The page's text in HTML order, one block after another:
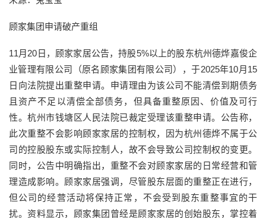
顾家集团申请破产重组
11月20日，顾家家居公告，持股5%以上的股东杭州德烨嘉俊企
业管理有限公司（原名顾家集团有限公司），于2025年10月15
日向法院提出重整申请。申请理由为该公司不能清偿到期债务
且资产不足以清偿全部债务，但具备重整原因、价值及可行
性。杭州市钱塘区人民法院已裁定受理该重整申请。公告称，
此次重整不会影响顾家家居的控制权，因为杭州德烨不属于公
司的控股股东或实际控制人，故不会导致公司控制权的变更。
同时，公告中明确指出，重整不会对顾家家居的日常经营和管
理造成影响。顾家家居强调，尽管股东层面的重整正在进行，
但公司的经营活动将保持正常，不会受到股东重整事宜的干
扰。资料显示，顾家集团曾经是顾家家居的创始股东，掌控着